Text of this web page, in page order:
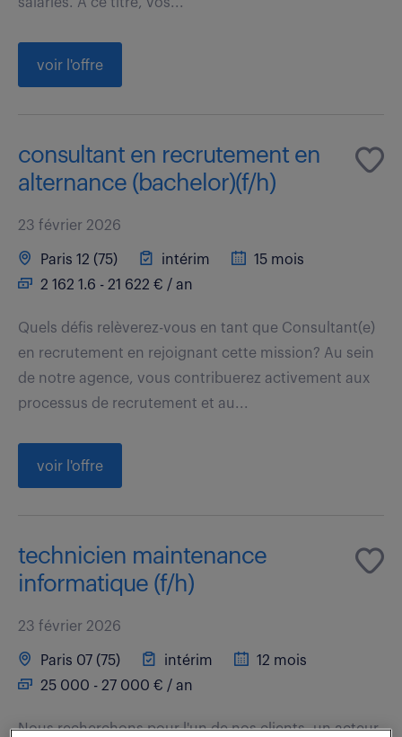
voir l'offre
consultant en recrutement en
alternance (bachelor)(f/h)
23 février 2026
Paris 12 (75) intérim
15 mois
2 162 1.6 - 21 622 € / an
Quels défis relèverez-vous en tant que Consultant(e)
en recrutement en rejoignant cette mission? Au sein
de notre agence, vous contribuerez activement aux
processus de recrutement et au...
voir l'offre
technicien maintenance
informatique (f/h)
23 février 2026
Paris 07 (75) intérim
12 mois
25 000 - 27 000 € / an
Nous recherchons pour l'un de nos clients, un acteur